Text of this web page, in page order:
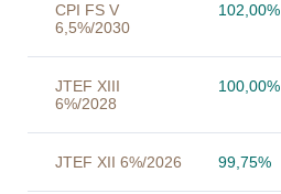
CPI FS V
6,5%/2030
102,00%
JTEF XIII
6%/2028
100,00%
JTEF XII 6%/2026 99,75%